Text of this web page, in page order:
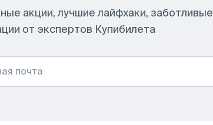
акции, лучшие лайфхаки, заботливые
от экспертов Купибилета
почта